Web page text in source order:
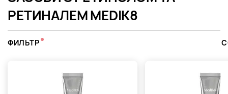
РЕТИНАЛЕМ MEDIK8
ФИЛЬТР